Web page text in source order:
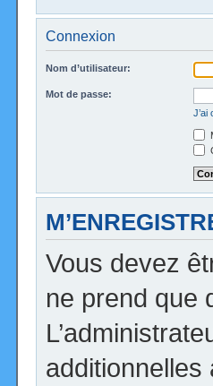
Connexion
Nom d’utilisateur:
Mot de passe:
J’ai
Vous devez
ne prend que
additionnelles